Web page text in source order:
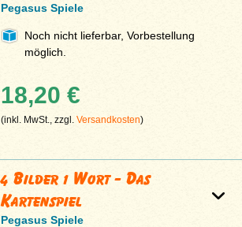
Pegasus Spiele
Noch nicht lieferbar, Vorbestellung
möglich.
18,20 €
(inkl. MwSt., zzgl.Versandkosten)
4 Bilder 1 Wort - Das
Kartenspiel
Pegasus Spiele